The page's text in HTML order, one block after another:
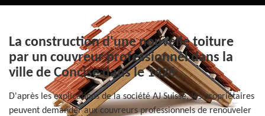
La construction d'une nouvelle toiture
par un couvreur professionnel dans la
ville de Concise dans le 1426
D'après les explications de la société AJ Suisse, les propriétaires
peuvent demander aux couvreurs professionnels de renouveler